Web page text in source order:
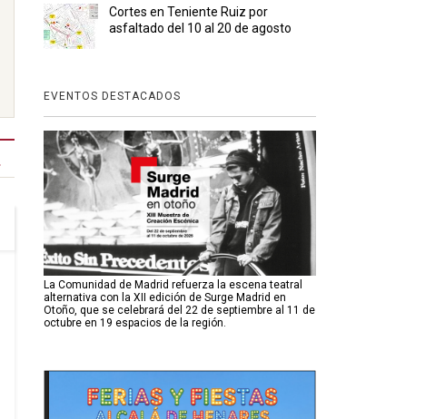
Cortes en Teniente Ruiz por
asfaltado del 10 al 20 de agosto
EVENTOS DESTACADOS
La Comunidad de Madrid refuerza la escena teatral
alternativa con la XII edición de Surge Madrid en
Otoño, que se celebrará del 22 de septiembre al 11 de
octubre en 19 espacios de la región.